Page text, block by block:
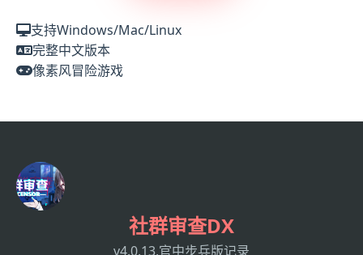
支持Windows/Mac/Linux
完整中文版本
像素风冒险游戏
社群审查DX
v4.0.13,官中步兵版记录